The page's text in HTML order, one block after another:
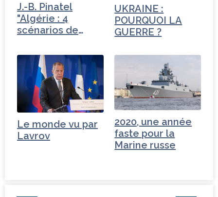
J.-B. Pinatel
"Algérie : 4
scénarios de
UKRAINE :
POURQUOI LA
GUERRE ?
Le monde vu par
Lavrov
2020, une année
faste pour la
Marine russe